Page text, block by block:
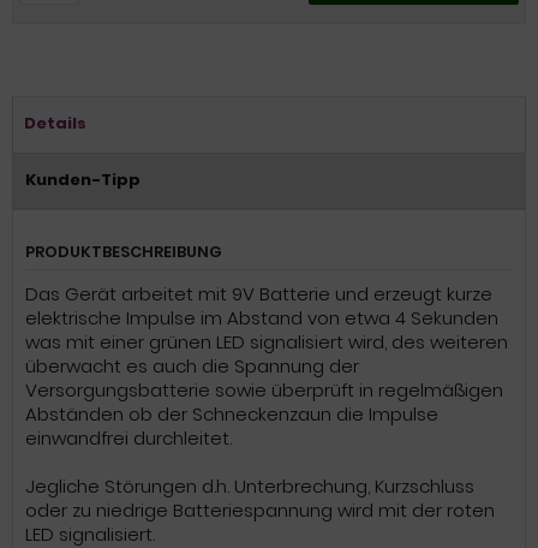
Details
Kunden-Tipp
PRODUKTBESCHREIBUNG
Das Gerät arbeitet mit 9V Batterie und erzeugt kurze
elektrische Impulse im Abstand von etwa 4 Sekunden
was mit einer grünen LED signalisiert wird, des weiteren
überwacht es auch die Spannung der
Versorgungsbatterie sowie überprüft in regelmäßigen
Abständen ob der Schneckenzaun die Impulse
einwandfrei durchleitet.
Jegliche Störungen d.h. Unterbrechung, Kurzschluss
oder zu niedrige Batteriespannung wird mit der roten
LED signalisiert.